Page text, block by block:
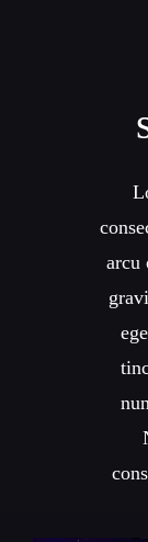
arcu